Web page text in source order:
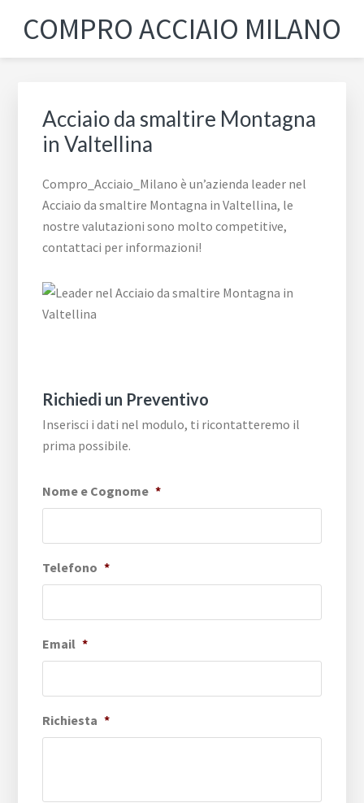
COMPRO ACCIAIO MILANO
Acciaio da smaltire Montagna
in Valtellina
Compro_Acciaio_Milano è un’azienda leader nel
Acciaio da smaltire Montagna in Valtellina, le
nostre valutazioni sono molto competitive,
contattaci per informazioni!
Richiedi un Preventivo
Inserisci i dati nel modulo, ti ricontatteremo il
prima possibile.
Nome e Cognome *
Telefono *
Email *
Richiesta *